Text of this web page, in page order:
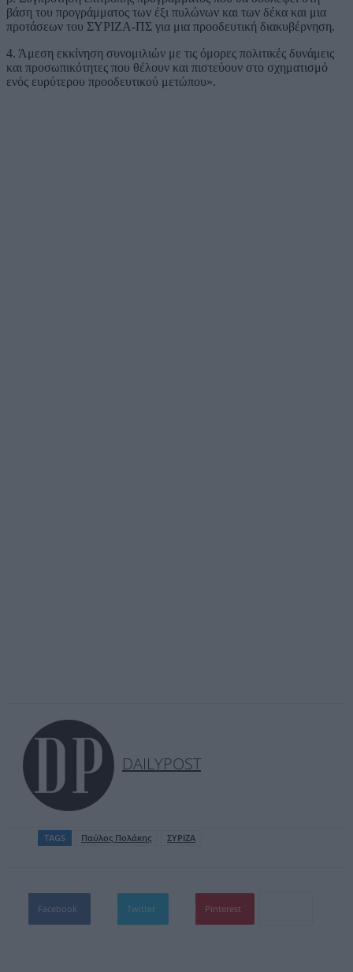
βάση του προγράμματος των έξι πυλώνων και των δέκα και μια
προτάσεων του ΣΥΡΙΖΑ-ΠΣ για μια προοδευτική διακυβέρνηση.
4. Άμεση εκκίνηση συνομιλιών με τις όμορες πολιτικές δυνάμεις
και προσωπικότητες που θέλουν και πιστεύουν στο σχηματισμό
ενός ευρύτερου προοδευτικού μετώπου».
DAILYPOST
TAGS Παύλος Πολάκης ΣΥΡΙΖΑ
Facebook Twitter Pinterest